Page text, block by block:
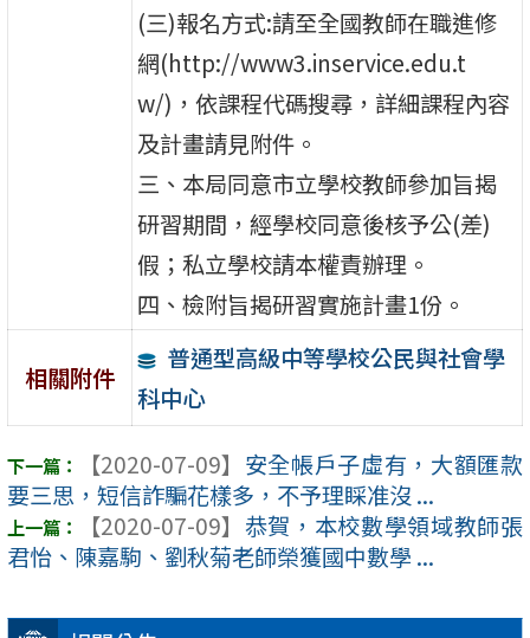
(三)報名方式:請至全國教師在職進修
網(http://www3.inservice.edu.t
w/)，依課程代碼搜尋，詳細課程內容
及計畫請見附件。
三、本局同意市立學校教師參加旨揭
研習期間，經學校同意後核予公(差)
假；私立學校請本權責辦理。
四、檢附旨揭研習實施計畫1份。
相關附件
普通型高級中等學校公民與社會學
科中心
【2020-07-09】 安全帳戶子虛有，大額匯款
要三思，短信詐騙花樣多，不予理睬准沒 ...
【2020-07-09】 恭賀，本校數學領域教師張
君怡、陳嘉駒、劉秋菊老師榮獲國中數學 ...